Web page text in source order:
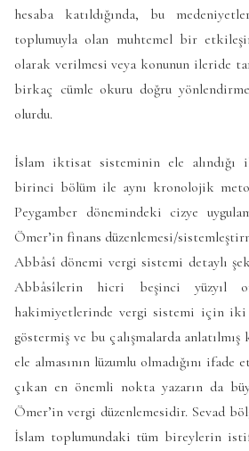
hesaba katıldığında, bu
toplumuyla olan muhtemel bir
olarak verilmesi veya konunun ileride
birkaç cümle okuru doğru yönlendirme
olurdu.
İslam iktisat sisteminin ele alındığı
birinci bölüm ile aynı kronolojik
Peygamber dönemindeki cizye
Ömer’in finans düzenlemesi/
Abbâsî dönemi vergi sistemi detaylı
Abbâsîlerin hicri beşinci yüzyıl
hakimiyetlerinde vergi sistemi için iki
göstermiş ve bu çalışmalarda
ele almasının lüzumlu olmadığını
çıkan en önemli nokta yazarın da
Ömer’in vergi düzenlemesidir. Sevad
İslam toplumundaki tüm bireylerin